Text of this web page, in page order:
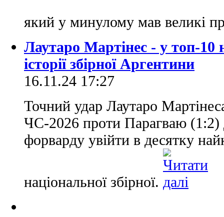
який у минулому мав великі
Лаутаро Мартінес - у топ-
історії збірної Аргентини
16.11.24 17:27
Точний удар Лаутаро
ЧС-2026 проти Парагваю (1:2)
форварду увійти в десятку
національної збірної.